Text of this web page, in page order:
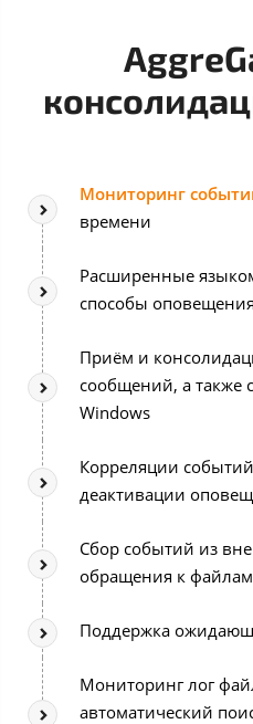
Мониторинг
времени
Расширенные
способы оповещения
Приём и
сообщений, а также
Windows
Корреляции
деактивации
Сбор событий из
обращения к
Поддержка
Мониторинг лог
автоматический